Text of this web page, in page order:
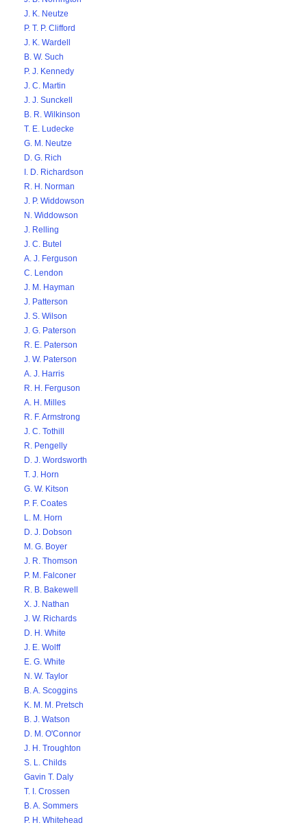
J. K. Neutze
P. T. P. Clifford
J. K. Wardell
B. W. Such
P. J. Kennedy
J. C. Martin
J. J. Sunckell
B. R. Wilkinson
T. E. Ludecke
G. M. Neutze
D. G. Rich
I. D. Richardson
R. H. Norman
J. P. Widdowson
N. Widdowson
J. Relling
J. C. Butel
A. J. Ferguson
C. Lendon
J. M. Hayman
J. Patterson
J. S. Wilson
J. G. Paterson
R. E. Paterson
J. W. Paterson
A. J. Harris
R. H. Ferguson
A. H. Milles
R. F. Armstrong
J. C. Tothill
R. Pengelly
D. J. Wordsworth
T. J. Horn
G. W. Kitson
P. F. Coates
L. M. Horn
D. J. Dobson
M. G. Boyer
J. R. Thomson
P. M. Falconer
R. B. Bakewell
X. J. Nathan
J. W. Richards
D. H. White
J. E. Wolff
E. G. White
N. W. Taylor
B. A. Scoggins
K. M. M. Pretsch
B. J. Watson
D. M. O'Connor
J. H. Troughton
S. L. Childs
Gavin T. Daly
T. I. Crossen
B. A. Sommers
P. H. Whitehead